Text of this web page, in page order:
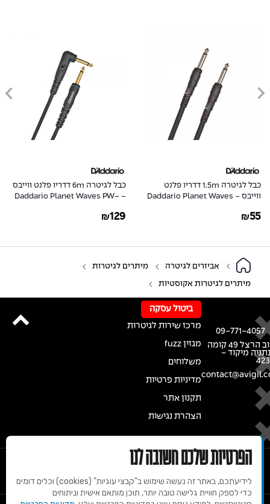
כבל לגיטרה 1.5m דדריו פלנט
ווייבס - Daddario Planet Waves
₪55
כבל לגיטרה 6m דדריו פלנט ווייבס
- Daddario Planet Waves PW-
₪129
אביזרים לגיטרה מיתרים לגיטרות
מיתרים לגיטרות אקוסטיות
רחוב הרצל 49 קומה
מיקוד -
09-771-4057
ביטול עסקה
מרכז שירות לגיטרות
מגזין fuzz
משלוחים
מדיניות פרטיות
תקנון אתר
הצהרת נגישות
הפרטיות שלכם חשובה לנו
לידיעתכם, באתר זה נעשה שימוש ב"קבצי עוגיות" (cookies) וכלים דומים
כדי לספק חוויית גלישה טובה יותר, תוכן מותאם אישית וניתוחים